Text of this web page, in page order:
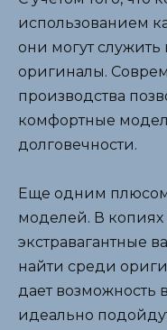
использованием
они могут
оригиналы.
производства
комфортные
долговечности.
Еще одним плюсом
моделей. В
экстравагантные
найти среди
дает возможность
идеально